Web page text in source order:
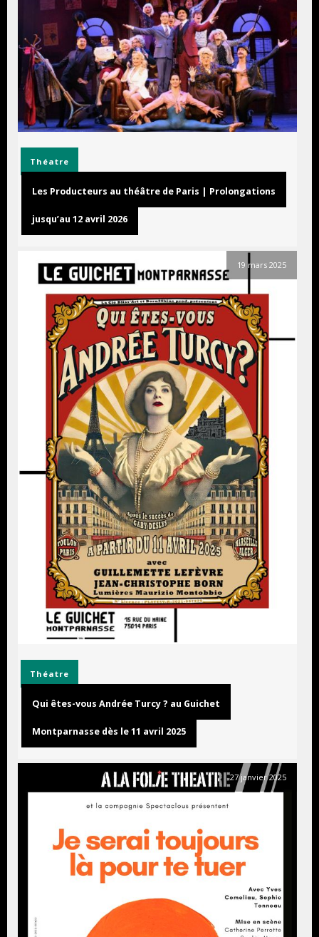
Théatre
Les Producteurs au théâtre de Paris | Prolongations
jusqu’au 12 avril 2026
19 mars 2025
Théatre
Qui êtes-vous Andrée Turcy ? au Guichet
Montparnasse dès le 11 avril 2025
27 janvier 2025